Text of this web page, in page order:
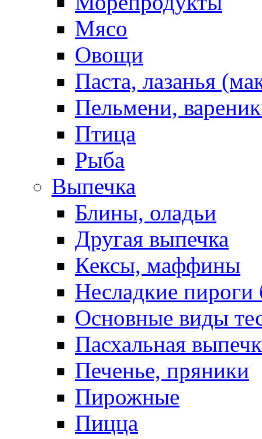
Мясо
Овощи
Паста, лазанья
Пельмени,
Птица
Рыба
Выпечка
Блины, оладьи
Другая выпечка
Кексы, маффины
Несладкие пироги
Основные виды
Пасхальная
Печенье, пряники
Пирожные
Пицца